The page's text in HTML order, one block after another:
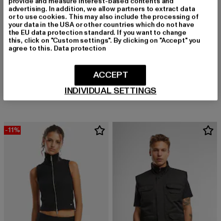
Derzeitiger Preis: 37,79 EUR
69,99 EURAktionspreis: 69,99 EUR
URBAN CLASSICS
Basic Puffer Vest
41,79 EUR
Derzeitiger Preis: 41,79 EUR
54,99 EUR
-11%
advertising. In addition, we allow partners to extract data
or to use cookies. This may also include the processing of
your data in the USA or other countries which do not have
the EU data protection standard. If you want to change
this, click on "Custom settings". By clicking on "Accept" you
agree to this. Data protection
INDIVIDUAL SETTINGS
ACCEPT